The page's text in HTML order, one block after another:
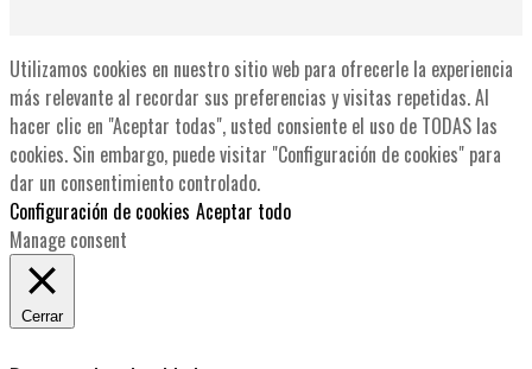
Utilizamos cookies en nuestro sitio web para ofrecerle la experiencia
más relevante al recordar sus preferencias y visitas repetidas. Al
hacer clic en "Aceptar todas", usted consiente el uso de TODAS las
cookies. Sin embargo, puede visitar "Configuración de cookies" para
dar un consentimiento controlado.
Configuración de cookies Aceptar todo
Manage consent
Cerrar